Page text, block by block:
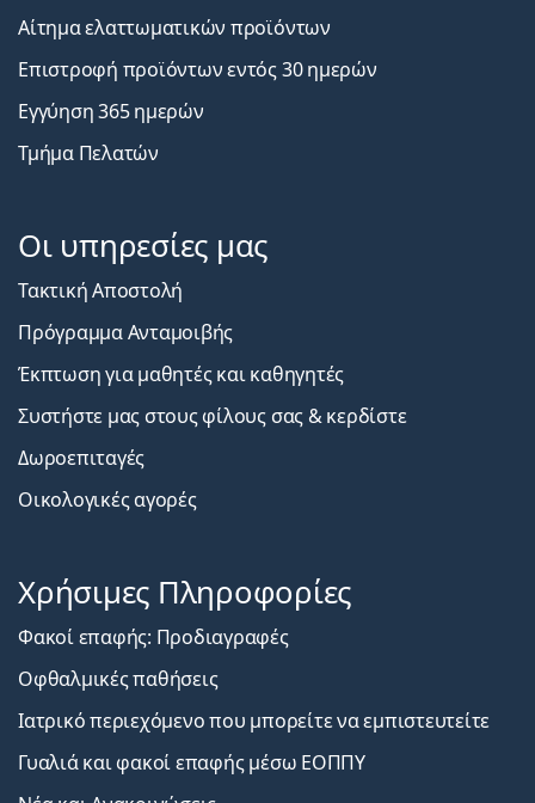
Αίτημα ελαττωματικών προϊόντων
Επιστροφή προϊόντων εντός 30 ημερών
Εγγύηση 365 ημερών
Τμήμα Πελατών
Οι υπηρεσίες μας
Τακτική Αποστολή
Πρόγραμμα Ανταμοιβής
Έκπτωση για μαθητές και καθηγητές
Συστήστε μας στους φίλους σας & κερδίστε
Δωροεπιταγές
Οικολογικές αγορές
Χρήσιμες Πληροφορίες
Φακοί επαφής: Προδιαγραφές
Οφθαλμικές παθήσεις
Ιατρικό περιεχόμενο που μπορείτε να εμπιστευτείτε
Γυαλιά και φακοί επαφής μέσω ΕΟΠΠΥ